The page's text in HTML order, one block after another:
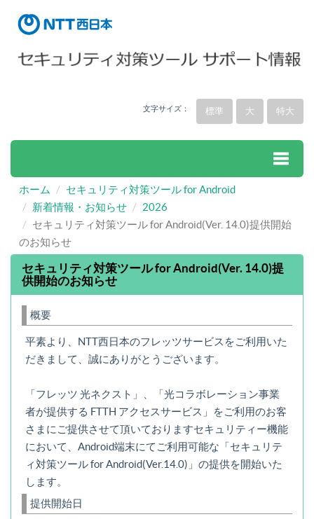
文字サイズ： 標準 大 特大
ホーム
セキュリティ対策ツール for Android
新着情報・お知らせ
2026
セキュリティ対策ツール for Android(Ver. 14.0)提供開始
のお知らせ
セキュリティ対策ツール for Android(Ver. 14.0)提
供開始のお知らせ
概要
平素より、NTT西日本のフレッツサービスをご利用いた
だきまして、誠にありがとうございます。
「フレッツ 光ネクスト」、「光コラボレーション事業
者が提供する FTTH アクセスサービス」をご利用のお客
さまにご提供させて頂いておりますセキュリティー機能
において、Android端末にてご利用可能な「セキュリテ
ィ対策ツール for Android(Ver.14.0)」の提供を開始いた
します。
提供開始日